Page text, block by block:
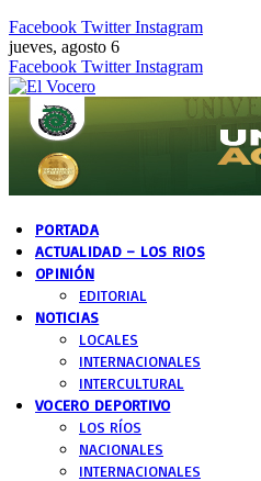
Facebook Twitter Instagram
jueves, agosto 6
Facebook Twitter Instagram
PORTADA
ACTUALIDAD – LOS RIOS
OPINIÓN
EDITORIAL
NOTICIAS
LOCALES
INTERNACIONALES
INTERCULTURAL
VOCERO DEPORTIVO
LOS RÍOS
NACIONALES
INTERNACIONALES